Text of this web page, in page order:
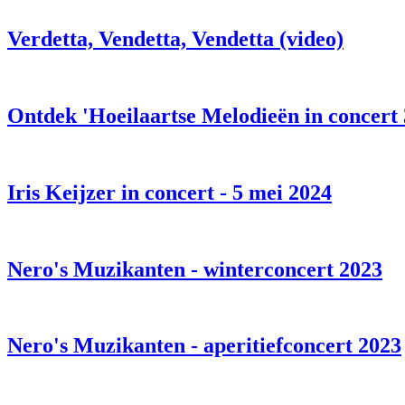
Verdetta, Vendetta, Vendetta (video)
Ontdek 'Hoeilaartse Melodieën in concert
Iris Keijzer in concert - 5 mei 2024
Nero's Muzikanten - winterconcert 2023
Nero's Muzikanten - aperitiefconcert 2023